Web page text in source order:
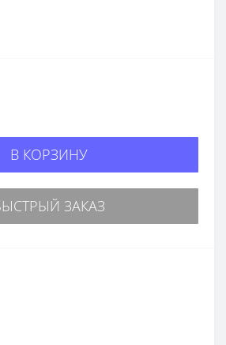
В КОРЗИНУ
ЗАКАЗ